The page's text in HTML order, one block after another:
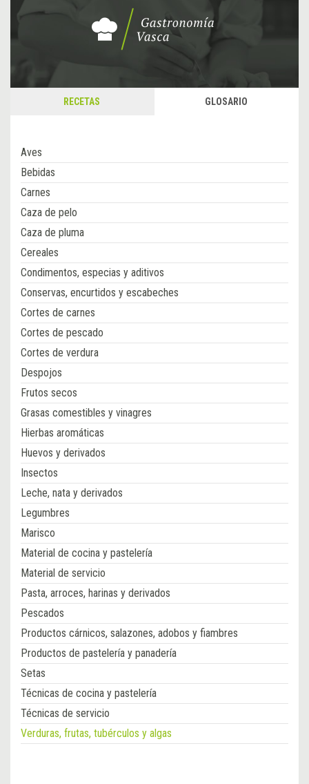
RECETAS GLOSARIO
Aves
Bebidas
Carnes
Caza de pelo
Caza de pluma
Cereales
Condimentos, especias y aditivos
Conservas, encurtidos y escabeches
Cortes de carnes
Cortes de pescado
Cortes de verdura
Despojos
Frutos secos
Grasas comestibles y vinagres
Hierbas aromáticas
Huevos y derivados
Insectos
Leche, nata y derivados
Legumbres
Marisco
Material de cocina y pastelería
Material de servicio
Pasta, arroces, harinas y derivados
Pescados
Productos cárnicos, salazones, adobos y fiambres
Productos de pastelería y panadería
Setas
Técnicas de cocina y pastelería
Técnicas de servicio
Verduras, frutas, tubérculos y algas